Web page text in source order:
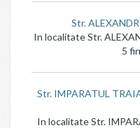
Str.
In localitate Str.
5
Str. IMPARATUL
In localitate Str.